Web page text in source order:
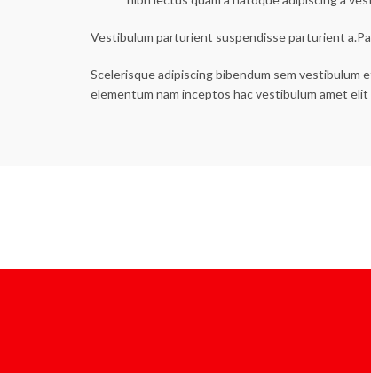
Vestibulum parturient suspendisse parturient
Scelerisque adipiscing bibendum sem
elementum nam inceptos hac vestibulum amet elit